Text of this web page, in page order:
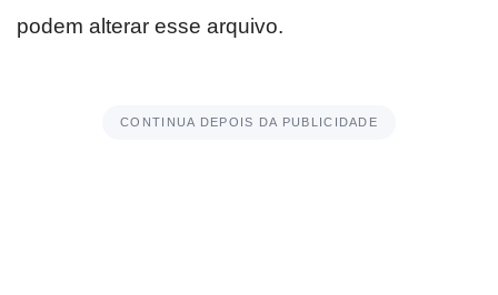
podem alterar esse arquivo.
CONTINUA DEPOIS DA PUBLICIDADE